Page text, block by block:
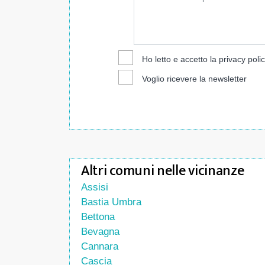
Ho letto e accetto la privacy
Voglio ricevere la newsletter
Altri comuni nelle vicinanze
Assisi
Bastia Umbra
Bettona
Bevagna
Cannara
Cascia